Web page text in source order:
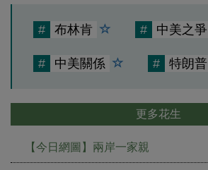
# 布林肯 # 中美之爭
# 中美關係 # 特朗普
更多花生
【今日網圖】兩岸一家親